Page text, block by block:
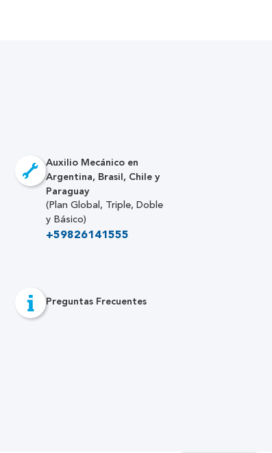
Auxilio Mecánico en
Argentina, Brasil, Chile y
Paraguay
(Plan Global, Triple, Doble
y Básico)
+59826141555
Preguntas Frecuentes